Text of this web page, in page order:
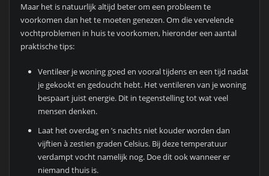
Maar het is natuurlijk altijd beter om een probleem te
voorkomen dan het te moeten genezen. Om die vervelende
vochtproblemen in huis te voorkomen, hieronder een aantal
praktische tips:
Ventileer je woning goed en vooral tijdens en een tijd nadat
je gekookt en gedoucht hebt. Het ventileren van je woning
bespaart juist energie. Dit in tegenstelling tot wat veel
mensen denken.
Laat het overdag en ’s nachts niet kouder worden dan
vijftien à zestien graden Celsius. Bij deze temperatuur
verdampt vocht namelijk nog. Doe dit ook wanneer er
niemand thuis is.